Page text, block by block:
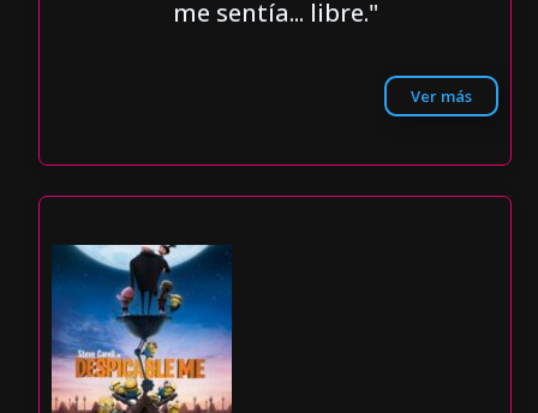
me sentía... libre."
Ver más